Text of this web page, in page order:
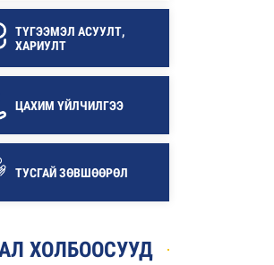
ТҮГЭЭМЭЛ АСУУЛТ,
ХАРИУЛТ
ЦАХИМ ҮЙЛЧИЛГЭЭ
ТУСГАЙ ЗӨВШӨӨРӨЛ
ХОЛБООСУУД